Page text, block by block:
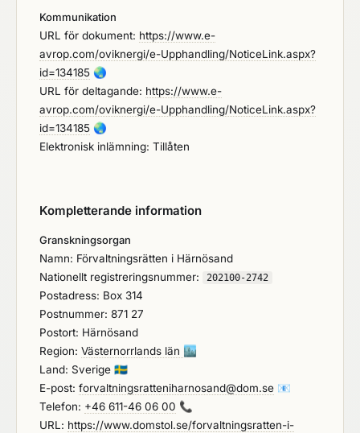
Kommunikation
URL för dokument: https://www.e-
avrop.com/oviknergi/e-Upphandling/NoticeLink.aspx?
id=134185 🌏
URL för deltagande: https://www.e-
avrop.com/oviknergi/e-Upphandling/NoticeLink.aspx?
id=134185 🌏
Elektronisk inlämning: Tillåten
Kompletterande information
Granskningsorgan
Namn: Förvaltningsrätten i Härnösand
Nationellt registreringsnummer:
202100-2742
Postadress: Box 314
Postnummer: 871 27
Postort: Härnösand
Region: Västernorrlands län 🏙️
Land: Sverige 🇸🇪
E-post: forvaltningsratteniharnosand@dom.se 📧
Telefon: +46 611-46 06 00 📞
URL: https://www.domstol.se/forvaltningsratten-i-